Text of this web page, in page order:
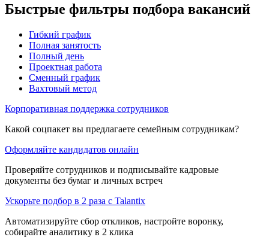
Быстрые фильтры подбора вакансий
Гибкий график
Полная занятость
Полный день
Проектная работа
Сменный график
Вахтовый метод
Корпоративная поддержка сотрудников
Какой соцпакет вы предлагаете семейным сотрудникам?
Оформляйте кандидатов онлайн
Проверяйте сотрудников и подписывайте кадровые
документы без бумаг и личных встреч
Ускорьте подбор в 2 раза с Talantix
Автоматизируйте сбор откликов, настройте воронку,
собирайте аналитику в 2 клика